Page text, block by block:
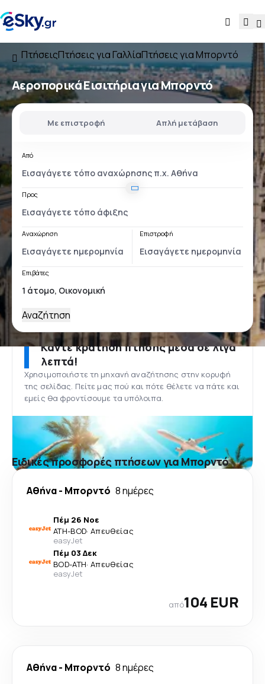
ΠτήσειςΠτήσεις για ΓαλλίαΠτήσεις για Μπορντό
Αεροπορικά Εισιτήρια για Μπορντό
Με επιστροφή Απλή μετάβαση
Από
Προς
Αναχώρηση Επιστροφή
Επιβάτες
Αναζήτηση
Κάντε κράτηση πτήσης μέσα σε λίγα
λεπτά!
Χρησιμοποιήστε τη μηχανή αναζήτησης στην κορυφή
της σελίδας. Πείτε μας πού και πότε θέλετε να πάτε και
εμείς θα φροντίσουμε τα υπόλοιπα.
Ειδικές προσφορές πτήσεων για Μπορντό
Αθήνα- Μπορντό 8 ημέρες
Πέμ 26 Νοε
ATH-BOD· Απευθείας
easyJet
Πέμ 03 Δεκ
BOD-ATH· Απευθείας
easyJet
από104 EUR
Αθήνα- Μπορντό 8 ημέρες